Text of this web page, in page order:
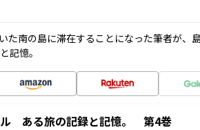
た南の島に滞在することになった筆者が、
記憶。
ル ある旅の記録と記憶。 第4巻